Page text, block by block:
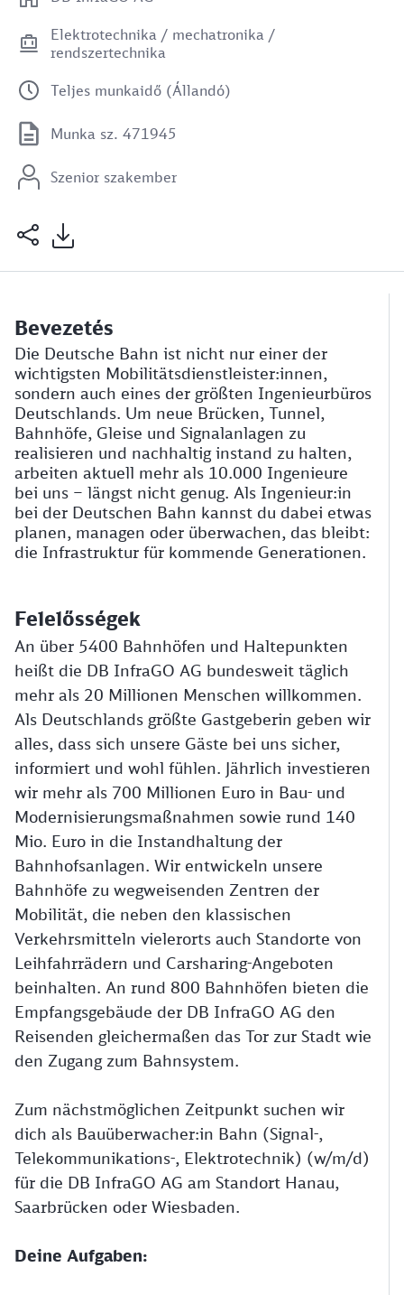
Elektrotechnika / mechatronika /
rendszertechnika
Teljes munkaidő (Állandó)
Munka sz. 471945
Szenior szakember
Bevezetés
Die Deutsche Bahn ist nicht nur einer der
wichtigsten Mobilitätsdienstleister:innen,
sondern auch eines der größten Ingenieurbüros
Deutschlands. Um neue Brücken, Tunnel,
Bahnhöfe, Gleise und Signalanlagen zu
realisieren und nachhaltig instand zu halten,
arbeiten aktuell mehr als 10.000 Ingenieure
bei uns – längst nicht genug. Als Ingenieur:in
bei der Deutschen Bahn kannst du dabei etwas
planen, managen oder überwachen, das bleibt:
die Infrastruktur für kommende Generationen.
Felelősségek
An über 5400 Bahnhöfen und Haltepunkten
heißt die DB InfraGO AG bundesweit täglich
mehr als 20 Millionen Menschen willkommen.
Als Deutschlands größte Gastgeberin geben wir
alles, dass sich unsere Gäste bei uns sicher,
informiert und wohl fühlen. Jährlich investieren
wir mehr als 700 Millionen Euro in Bau- und
Modernisierungsmaßnahmen sowie rund 140
Mio. Euro in die Instandhaltung der
Bahnhofsanlagen. Wir entwickeln unsere
Bahnhöfe zu wegweisenden Zentren der
Mobilität, die neben den klassischen
Verkehrsmitteln vielerorts auch Standorte von
Leihfahrrädern und Carsharing-Angeboten
beinhalten. An rund 800 Bahnhöfen bieten die
Empfangsgebäude der DB InfraGO AG den
Reisenden gleichermaßen das Tor zur Stadt wie
den Zugang zum Bahnsystem.
Zum nächstmöglichen Zeitpunkt suchen wir
dich als Bauüberwacher:in Bahn (Signal-,
Telekommunikations-, Elektrotechnik) (w/m/d)
für die DB InfraGO AG am Standort Hanau,
Saarbrücken oder Wiesbaden.
Deine Aufgaben: